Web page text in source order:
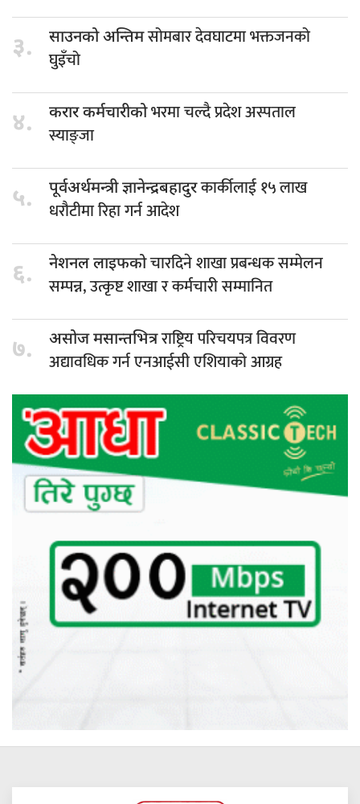
३. साउनको अन्तिमसोमबार देवघाटमा भक्तजनको
घुइँचो
४. करार कर्मचारीकोभरमा चल्दै प्रदेश अस्पताल
स्याङ्जा
५. पूर्वअर्थमन्त्री ज्ञानेन्द्रबहादुरकार्कीलाई १५ लाख
धरौटीमा रिहा गर्न आदेश
६. नेशनल लाइफकोचारदिने शाखा प्रबन्धक सम्मेलन
सम्पन्न, उत्कृष्ट शाखा र कर्मचारी सम्मानित
७. असोज मसान्तभित्रराष्ट्रिय परिचयपत्र विवरण
अद्यावधिक गर्न एनआईसी एशियाको आग्रह